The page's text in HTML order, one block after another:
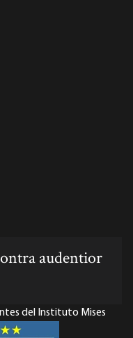
audentior
del Instituto Mises